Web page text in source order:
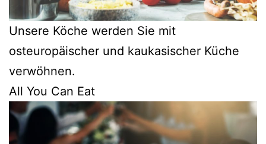
Unsere Köche werden Sie mit
osteuropäischer und kaukasischer Küche
verwöhnen.
All You Can Eat